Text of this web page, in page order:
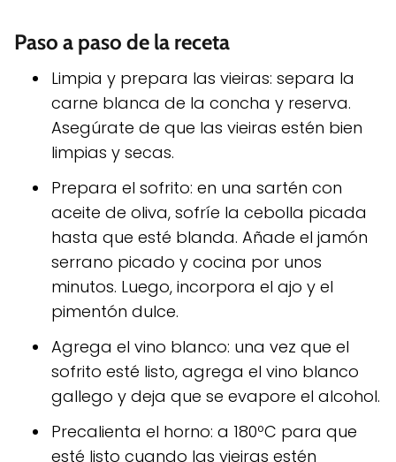
Paso a paso de la receta
Limpia y prepara las vieiras: separa la
carne blanca de la concha y reserva.
Asegúrate de que las vieiras estén bien
limpias y secas.
Prepara el sofrito: en una sartén con
aceite de oliva, sofríe la cebolla picada
hasta que esté blanda. Añade el jamón
serrano picado y cocina por unos
minutos. Luego, incorpora el ajo y el
pimentón dulce.
Agrega el vino blanco: una vez que el
sofrito esté listo, agrega el vino blanco
gallego y deja que se evapore el alcohol.
Precalienta el horno: a 180ºC para que
esté listo cuando las vieiras estén